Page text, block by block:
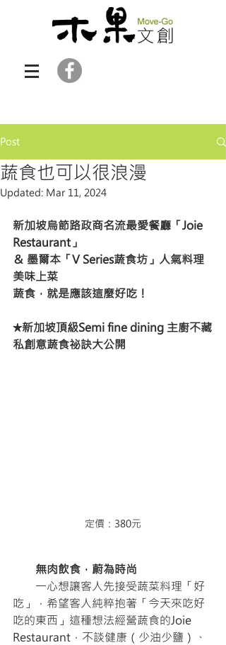
Post
蔬食也可以很浪漫
Updated: Mar 11, 2024
新加坡烏節路政商名流最愛餐廳「Joie
Restaurant」
＆ 墨爾本「V Series蔬食坊」人氣料理
美味上菜
蔬食，就是應該這麼好吃！
★新加坡頂級Semi fine dining 主廚不藏
私創意蔬食祕訣大公開
定價：380元
無肉飲食，蔚為時尚
一心想讓客人先接受蔬菜料理「好
吃」，希望客人純粹抱著「今天來吃好
吃的東西」這種想法經營蔬食的Joie
Restaurant，不談健康（少油少鹽）、